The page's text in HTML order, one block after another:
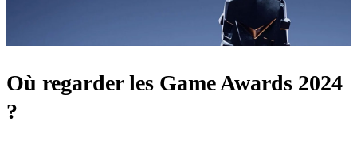
Où regarder les Game Awards 2024
?